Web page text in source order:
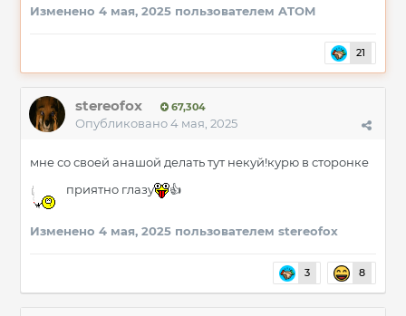
Изменено 4 мая, 2025 пользователем ATOM
21
stereofox 67,304
Опубликовано4 мая, 2025
мне со своей анашой делать тут некуй!курю в сторонке
приятно глазу
👍
Изменено 4 мая, 2025 пользователем stereofox
3 8